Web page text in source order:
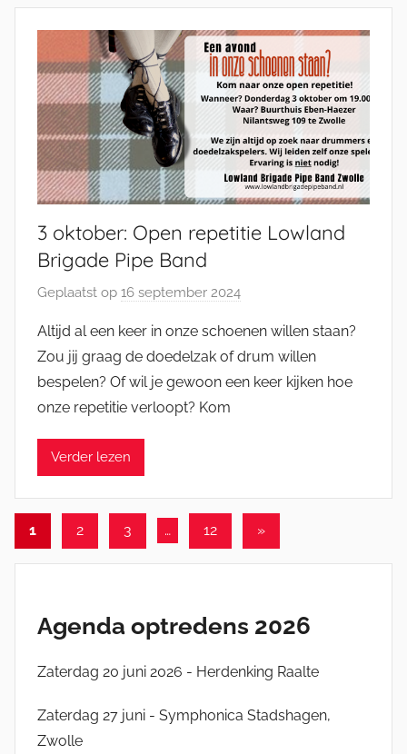
n
g
e
l
3 oktober: Open repetitie Lowland
Brigade Pipe Band
Geplaatst op 16 september 2024
o
r
M
n
l
Altijd al een keer in onze schoenen willen staan?
Zou jij graag de doedelzak of drum willen
bespelen? Of wil je gewoon een keer kijken hoe
onze repetitie verloopt? Kom
Verder lezen
Berichten
paginering
1 2 3 … 12
Volgende
»
Agenda optredens 2026
Zaterdag 20 juni 2026 - Herdenking Raalte
Zaterdag 27 juni - Symphonica Stadshagen,
Zwolle